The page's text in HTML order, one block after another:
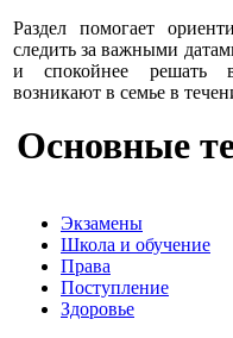
Раздел помогает
следить за важными
и спокойнее решать
возникают в семье в
Основные
Экзамены
Школа и обучение
Права
Поступление
Здоровье